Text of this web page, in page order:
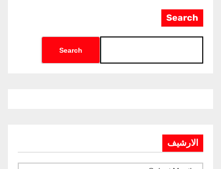
Search
Search
الارشيف